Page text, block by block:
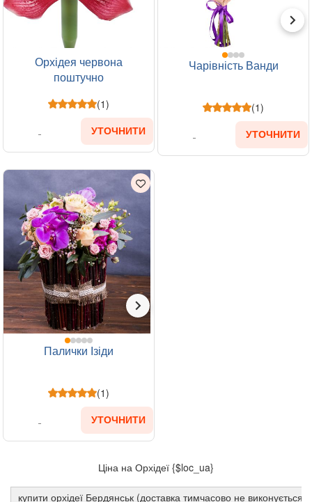
Орхідея червона
поштучно
(1)
УТОЧНИТИ
Чарівність Ванди
(1)
УТОЧНИТИ
Палички Ізіди
(1)
УТОЧНИТИ
Ціна на Орхідеї {$loc_ua}
купити орхідеї Бердянськ (доставка тимчасово не виконується)